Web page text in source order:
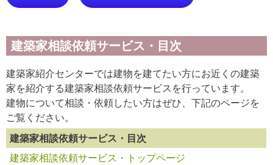
建築家相談依頼サービス・目次
建築家紹介センターでは建物を建てたい方にお近くの建築
家を紹介する建築家相談依頼サービスを行っています。
建物について相談・依頼したい方はぜひ、下記のページを
ご覧ください。
建築家相談依頼サービス・目次
建築家相談依頼サービス・トップページ